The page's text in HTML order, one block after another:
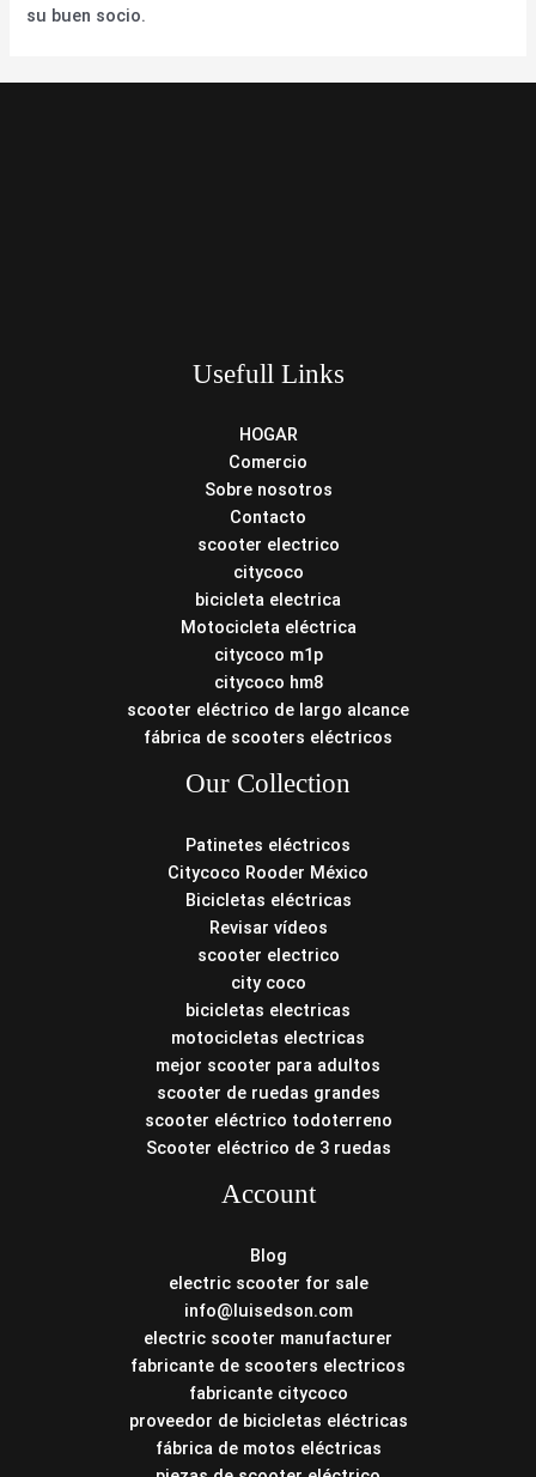
su buen socio.
Usefull Links
HOGAR
Comercio
Sobre nosotros
Contacto
scooter electrico
citycoco
bicicleta electrica
Motocicleta eléctrica
citycoco m1p
citycoco hm8
scooter eléctrico de largo alcance
fábrica de scooters eléctricos
Our Collection
Patinetes eléctricos
Citycoco Rooder México
Bicicletas eléctricas
Revisar vídeos
scooter electrico
city coco
bicicletas electricas
motocicletas electricas
mejor scooter para adultos
scooter de ruedas grandes
scooter eléctrico todoterreno
Scooter eléctrico de 3 ruedas
Account
Blog
electric scooter for sale
info@luisedson.com
electric scooter manufacturer
fabricante de scooters electricos
fabricante citycoco
proveedor de bicicletas eléctricas
fábrica de motos eléctricas